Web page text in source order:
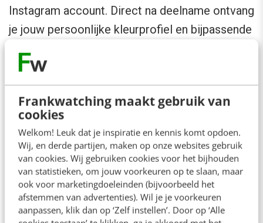
Frankwatching maakt gebruik van
cookies
Welkom! Leuk dat je inspiratie en kennis komt opdoen.
Wij, en derde partijen, maken op onze websites gebruik
van cookies. Wij gebruiken cookies voor het bijhouden
van statistieken, om jouw voorkeuren op te slaan, maar
ook voor marketingdoeleinden (bijvoorbeeld het
afstemmen van advertenties). Wil je je voorkeuren
aanpassen, klik dan op ‘Zelf instellen’. Door op ‘Alle
Instagram account. Direct na deelname ontvang
je jouw persoonlijke kleurprofiel en bijpassende
inspiratiepagina.
Dit bericht is geplaatst op ons open Business
channel en valt buiten de verantwoordelijkheid
van de redactie.
Ook interessant voor jou
Bekijk alle blogartikelen →